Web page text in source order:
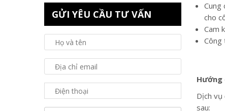
Cung
cho
Cam
Công
Hướng
Dịch
sau:
GỬI YÊU CẦU TƯ VẤN